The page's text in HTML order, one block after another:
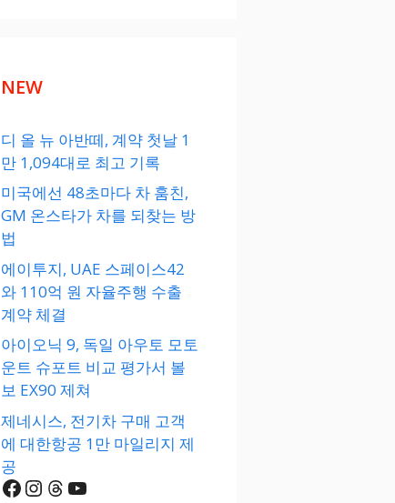
NEW
디 올 뉴 아반떼, 계약 첫날 1
만 1,094대로 최고 기록
미국에선 48초마다 차 훔친,
GM 온스타가 차를 되찾는 방
법
에이투지, UAE 스페이스42
와 110억 원 자율주행 수출
계약 체결
아이오닉 9, 독일 아우토 모토
운트 슈포트 비교 평가서 볼
보 EX90 제쳐
제네시스, 전기차 구매 고객
에 대한항공 1만 마일리지 제
공
Facebook
Instagram
Threads
YouTube